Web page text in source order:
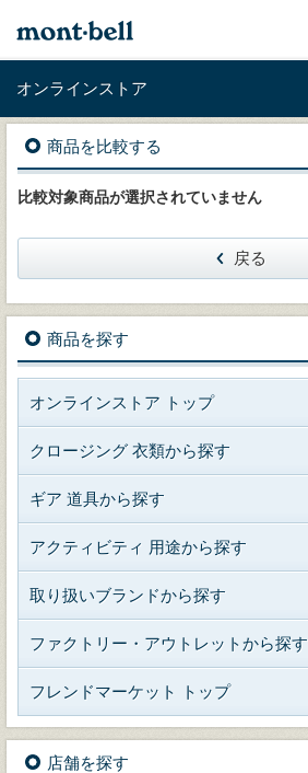
オンラインストア
商品を比較する
比較対象商品が選択されていません
戻る
商品を探す
オンラインストア トップ
クロージング 衣類から探す
ギア 道具から探す
アクティビティ 用途から探す
取り扱いブランドから探す
ファクトリー・アウトレットから探す
フレンドマーケット トップ
店舗を探す